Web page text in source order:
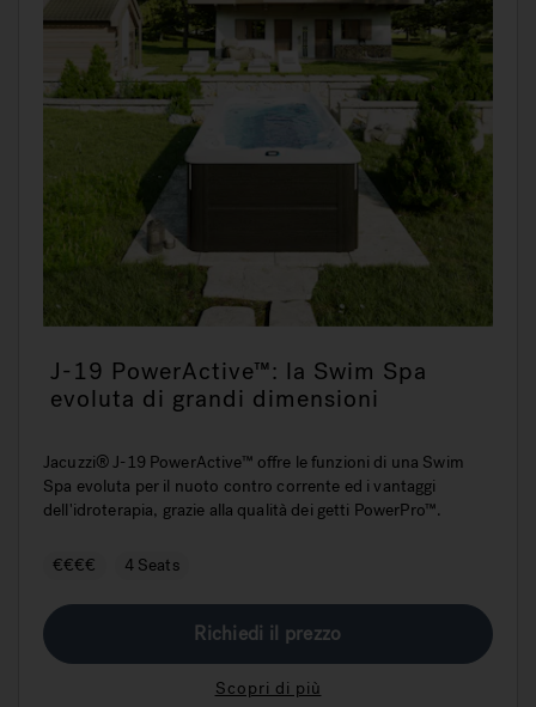
J-19 PowerActive™: la Swim Spa
evoluta di grandi dimensioni
Jacuzzi® J-19 PowerActive™ offre le funzioni di una Swim
Spa evoluta per il nuoto contro corrente ed i vantaggi
dell'idroterapia, grazie alla qualità dei getti PowerPro™.
€€€€ 4 Seats
Richiedi il prezzo
Scopri di più